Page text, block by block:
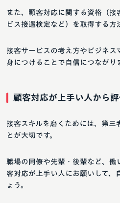
また、顧客対応に関する資格（接
ビス接遇検定など）を取得する方
接客サービスの考え方やビジネス
身につけることで自信につながり
顧客対応が上手い人から
接客スキルを磨くためには、第三
とが大切です。
職場の同僚や先輩・後輩など、働
客対応が上手い人にお願いして、
ょう。